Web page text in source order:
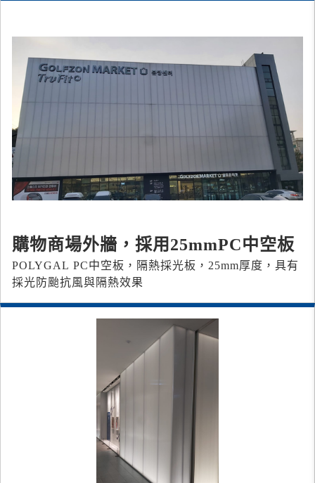
購物商場外牆，採用25mmPC中空板
POLYGAL PC中空板，隔熱採光板，25mm厚度，具有
採光防颱抗風與隔熱效果